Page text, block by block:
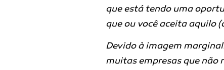
que está tendo uma
que ou você aceita aquilo
Devido à imagem
muitas empresas que não